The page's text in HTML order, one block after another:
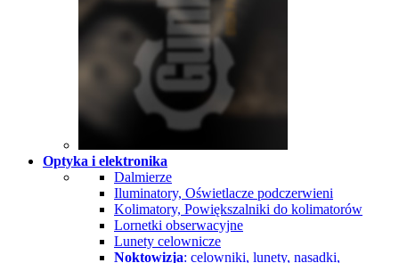
Optyka i elektronika
Dalmierze
Iluminatory, Oświetlacze podczerwieni
Kolimatory, Powiększalniki do kolimatorów
Lornetki obserwacyjne
Lunety celownicze
Noktowizja: celowniki, lunety, nasadki,